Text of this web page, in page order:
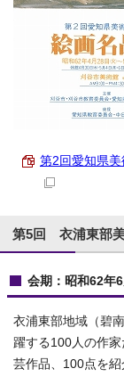
第2回愛知県
第5回 衣浦東部
会期：昭和62年
衣浦東部地域（碧
躍する100人の作
芸作品、100点を紹